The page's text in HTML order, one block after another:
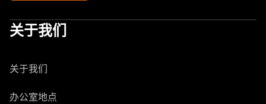
关于我们
关于我们
办公室地点